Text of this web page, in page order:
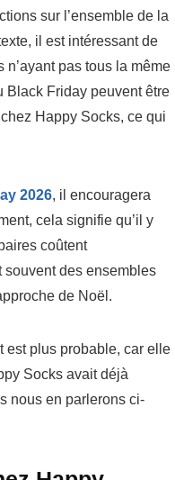
sur l’ensemble de la
il est intéressant de
pas tous la même
Black Friday peuvent être
Happy Socks, ce qui
2026, il encouragera
cela signifie qu’il y
coûtent
des ensembles
de Noël.
est plus probable, car elle
Socks avait déjà
nous en parlerons ci-